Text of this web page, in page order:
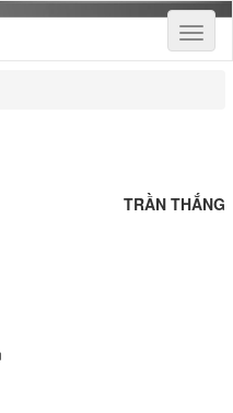
TRẦN THẮNG